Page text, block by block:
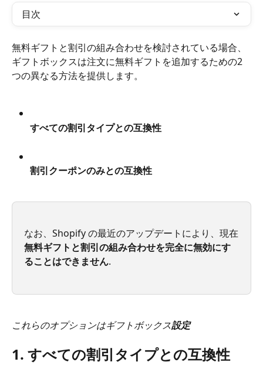
目次
無料ギフトと割引の組み合わせを検討されている場合、
ギフトボックスは注文に無料ギフトを追加するための2
つの異なる方法を提供します。
すべての割引タイプとの互換性
割引クーポンのみとの互換性
なお、Shopify の最近のアップデートにより、現在
無料ギフトと割引の組み合わせを完全に無効にす
ることはできません.
これらのオプションはギフトボックス設定
1. すべての割引タイプとの互換性